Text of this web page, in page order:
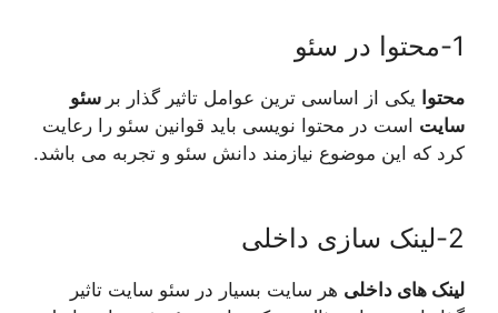
1-محتوا در سئو
محتوا یکی از اساسی ترین عوامل تاثیر گذار بر سئو
سایت است در محتوا نویسی باید قوانین سئو را رعایت
کرد که این موضوع نیازمند دانش سئو و تجربه می باشد.
2-لینک سازی داخلی
لینک های داخلی هر سایت بسیار در سئو سایت تاثیر